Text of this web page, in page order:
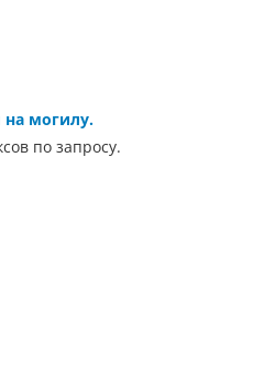
могилу.
по запросу.